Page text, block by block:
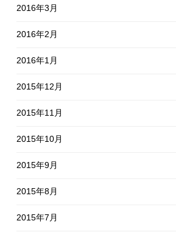
2016年3月
2016年2月
2016年1月
2015年12月
2015年11月
2015年10月
2015年9月
2015年8月
2015年7月